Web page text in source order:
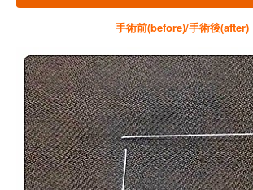
手術前(before)/手術後(after)